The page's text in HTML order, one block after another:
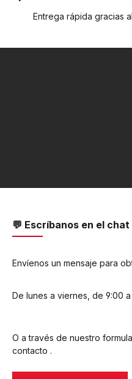
Entrega rápida gracias
💬 Escríbanos en el
Envíenos un mensaje para
De lunes a viernes, de 9:00 a
O a través de nuestro
contacto .